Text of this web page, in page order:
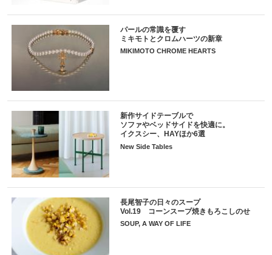
パールの常識を覆す
ミキモトとクロムハーツの新章
MIKIMOTO CHROME HEARTS
新作サイドテーブルで
ソファやベッドサイドを快適に。
イクスシー、HAYほか6選
New Side Tables
長尾智子の日々のスープ
Vol.19 コーンスープ焼きもろこしのせ
SOUP, A WAY OF LIFE